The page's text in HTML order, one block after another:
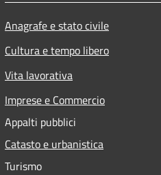
Anagrafe e stato civile
Cultura e tempo libero
Vita lavorativa
Imprese e Commercio
Appalti pubblici
Catasto e urbanistica
Turismo